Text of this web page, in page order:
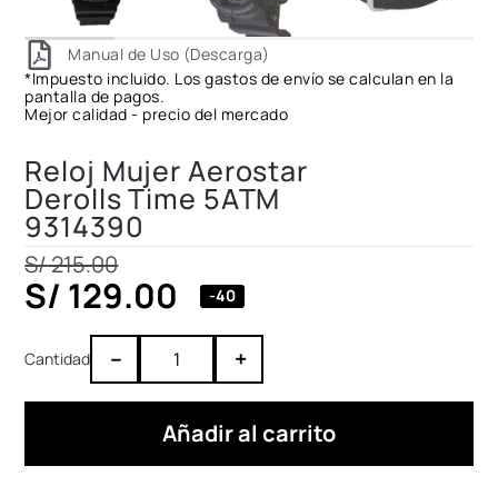
Manual de Uso (Descarga)
*Impuesto incluido. Los gastos de envío se calculan en la
pantalla de pagos.
Mejor calidad - precio del mercado
Reloj Mujer Aerostar
Derolls Time 5ATM
9314390
S/215.00
S/ 129.00 -40
– +
Añadir al carrito